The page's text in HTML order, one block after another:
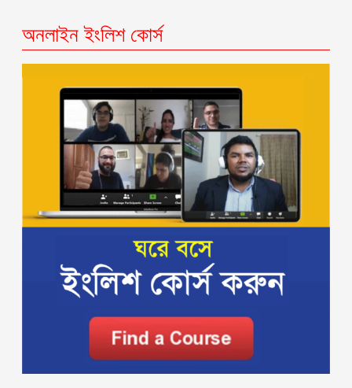
অনলাইন ইংলিশ কোর্স